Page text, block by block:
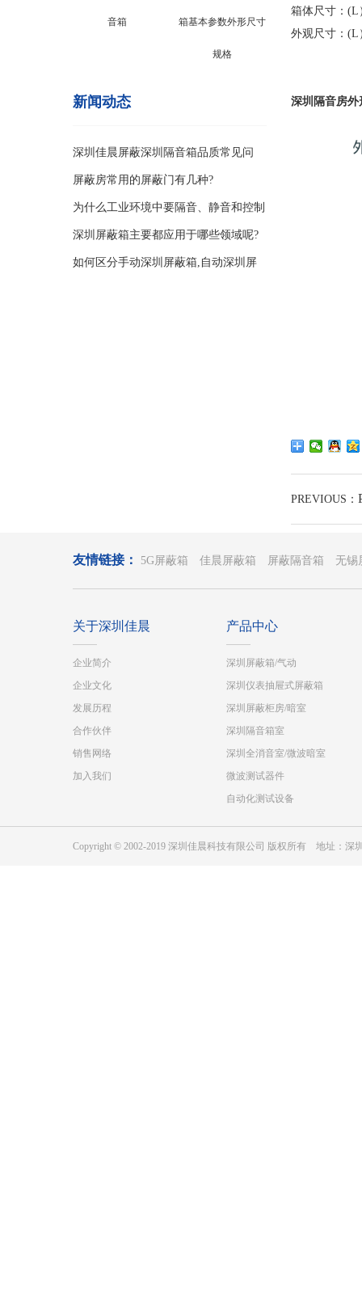
音箱 箱基本参数外形尺寸
规格
新闻动态
深圳佳晨屏蔽深圳隔音箱品质常见问
题？
屏蔽房常用的屏蔽门有几种?
为什么工业环境中要隔音、静音和控制
噪
深圳屏蔽箱主要都应用于哪些领域呢?
如何区分手动深圳屏蔽箱,自动深圳屏
箱体尺寸：(L
外观尺寸：(L
深圳隔音房外
PREVIOUS：
友情链接： 5G屏蔽箱 佳晨屏蔽箱 屏蔽隔音箱 无锡
关于深圳佳晨
企业简介
企业文化
发展历程
合作伙伴
销售网络
加入我们
产品中心
深圳屏蔽箱/气动
深圳仪表抽屉式屏蔽箱
深圳屏蔽柜房/暗室
深圳隔音箱室
深圳全消音室/微波暗室
微波测试器件
自动化测试设备
Copyright © 2002-2019 深圳佳晨科技有限公司 版权所有 地址：